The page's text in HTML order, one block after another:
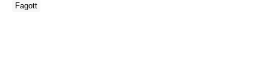
Fagott